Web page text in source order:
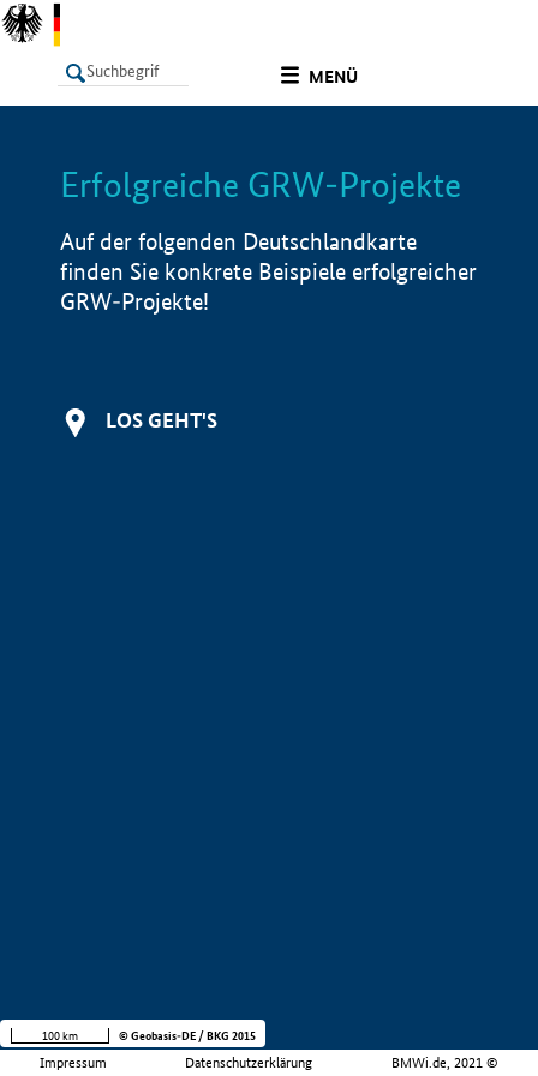
MENÜ
LISTE Info
Erfolgreiche GRW-Projekte
Auf der folgenden Deutschlandkarte
finden Sie konkrete Beispiele erfolgreicher
GRW-Projekte!
LOS GEHT'S
Impressum Datenschutzerklärung BMWi.de, 2021 ©
100 km © Geobasis-DE / BKG 2015